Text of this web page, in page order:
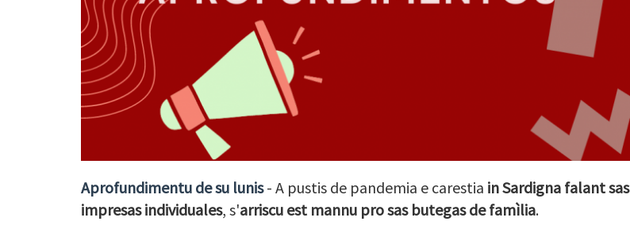
Aprofundimentu de su lunis - A pustis de pandemia e carestia in Sardigna falant sas
impresas individuales, s'arriscu est mannu pro sas butegas de famìlia.